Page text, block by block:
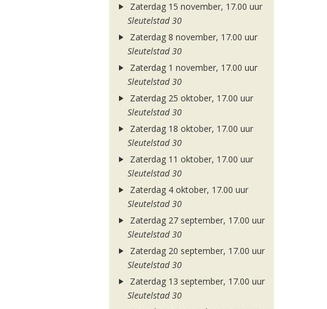
Zaterdag 15 november, 17.00 uur
Sleutelstad 30
Zaterdag 8 november, 17.00 uur
Sleutelstad 30
Zaterdag 1 november, 17.00 uur
Sleutelstad 30
Zaterdag 25 oktober, 17.00 uur
Sleutelstad 30
Zaterdag 18 oktober, 17.00 uur
Sleutelstad 30
Zaterdag 11 oktober, 17.00 uur
Sleutelstad 30
Zaterdag 4 oktober, 17.00 uur
Sleutelstad 30
Zaterdag 27 september, 17.00 uur
Sleutelstad 30
Zaterdag 20 september, 17.00 uur
Sleutelstad 30
Zaterdag 13 september, 17.00 uur
Sleutelstad 30